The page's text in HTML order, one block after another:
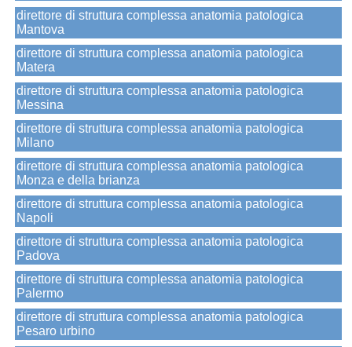
direttore di struttura complessa anatomia patologica
Mantova
direttore di struttura complessa anatomia patologica
Matera
direttore di struttura complessa anatomia patologica
Messina
direttore di struttura complessa anatomia patologica
Milano
direttore di struttura complessa anatomia patologica
Monza e della brianza
direttore di struttura complessa anatomia patologica
Napoli
direttore di struttura complessa anatomia patologica
Padova
direttore di struttura complessa anatomia patologica
Palermo
direttore di struttura complessa anatomia patologica
Pesaro urbino